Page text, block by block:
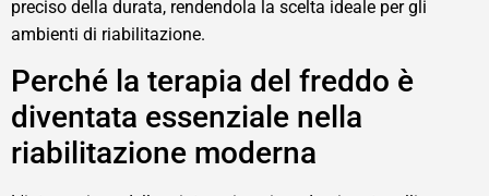
preciso della durata, rendendola la scelta ideale per gli
ambienti di riabilitazione.
Perché la terapia del freddo è
diventata essenziale nella
riabilitazione moderna